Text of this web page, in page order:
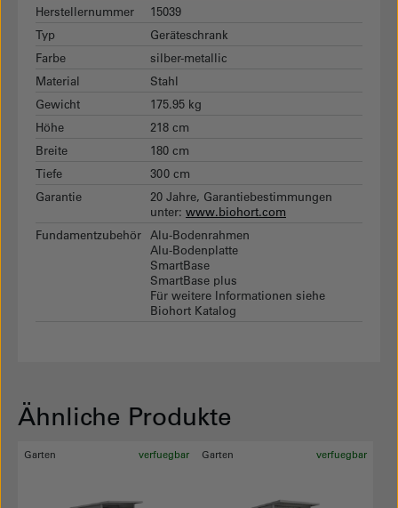
Herstellernummer
15039
Typ
Geräteschrank
Farbe
silber-metallic
Material
Stahl
Gewicht
175.95 kg
Höhe
218 cm
Breite
180 cm
Tiefe
300 cm
Garantie
20 Jahre, Garantiebestimmungen
unter: www.biohort.com
Fundamentzubehör Alu-Bodenrahmen
Alu-Bodenplatte
SmartBase
SmartBase plus
Für weitere Informationen siehe
Biohort Katalog
Ähnliche Produkte
Garten verfuegbar Garten verfuegbar